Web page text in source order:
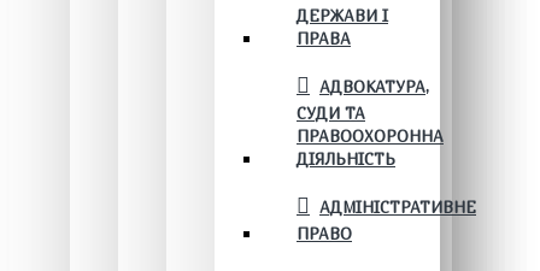
ДЕРЖАВИ І
ПРАВА
АДВОКАТУРА,
СУДИ ТА
ПРАВООХОРОННА
ДІЯЛЬНІСТЬ
АДМІНІСТРАТИВНЕ
ПРАВО